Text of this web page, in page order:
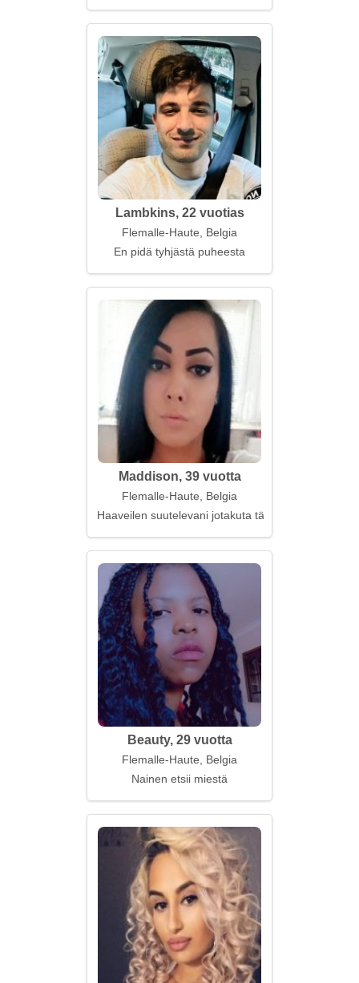
Lambkins, 22 vuotias
Flemalle-Haute, Belgia
En pidä tyhjästä puheesta
Maddison, 39 vuotta
Flemalle-Haute, Belgia
Haaveilen suutelevani jotakuta tärkeää
Beauty, 29 vuotta
Flemalle-Haute, Belgia
Nainen etsii miestä